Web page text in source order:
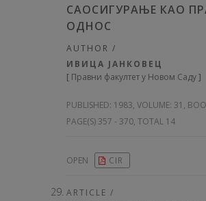
САОСИГУРАЊЕ КАО
ОДНОС
AUTHOR /
ИВИЦА ЈАНКОВЕЦ
[ Правни факултет у Новом Саду]
PUBLISHED: 1983, VOLUME: 31 ,
PAGE(S) 357 - 370, TOTAL 14
OPEN CIR
ARTICLE /